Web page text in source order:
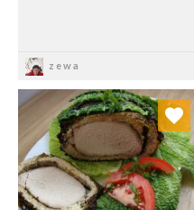
zewa
Dodaj do ulubionych
Wybierz listę: